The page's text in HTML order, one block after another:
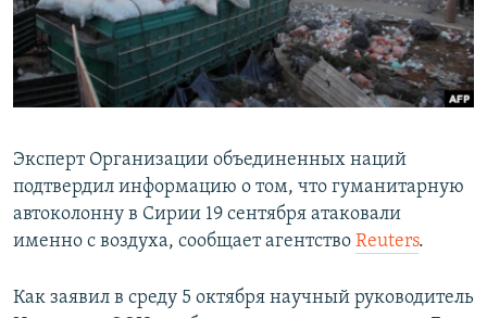
ПОБЕДИТЕЛЕЙ НЕ СУДЯТ?
КРЫМ.НЕПОКОРЕННЫЙ
ELIFBE
ПРИСОЕДИНЯЙТЕСЬ!
Все сайты RFE/RL
Эксперт Организации объединенных наций
подтвердил информацию о том, что гуманитарную
автоколонну в Сирии 19 сентября атаковали
именно с воздуха, сообщает агентство Reuters.
Как заявил в среду 5 октября научный руководитель